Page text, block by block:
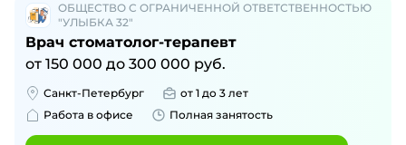
ОБЩЕСТВО С ОГРАНИЧЕННОЙ ОТВЕТСТВЕННОСТЬЮ
"УЛЫБКА 32"
Врач стоматолог-терапевт
от 150 000 до 300 000 руб.
Санкт-Петербург
от 1 до 3 лет
Работа в офисе
Полная занятость